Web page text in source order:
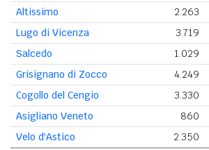
Altissimo
2.263
Lugo di Vicenza
3.719
Salcedo
1.029
Grisignano di Zocco
4.249
Cogollo del Cengio
3.330
Asigliano Veneto
860
Velo d'Astico
2.350